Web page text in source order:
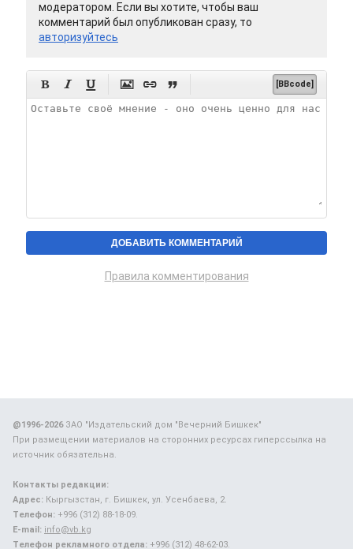
модератором. Если вы хотите, чтобы ваш
комментарий был опубликован сразу, то
авторизуйтесь
      [BBcode]
Правила комментирования
@1996-2026ЗАО "Издательский дом "Вечерний Бишкек"
При размещении материалов на сторонних ресурсах гиперссылка на
источник обязательна.
Контакты редакции:
Адрес: Кыргызстан, г. Бишкек, ул. Усенбаева, 2.
Телефон: +996 (312) 88-18-09.
E-mail: info@vb.kg
Телефон рекламного отдела: +996 (312) 48-62-03.